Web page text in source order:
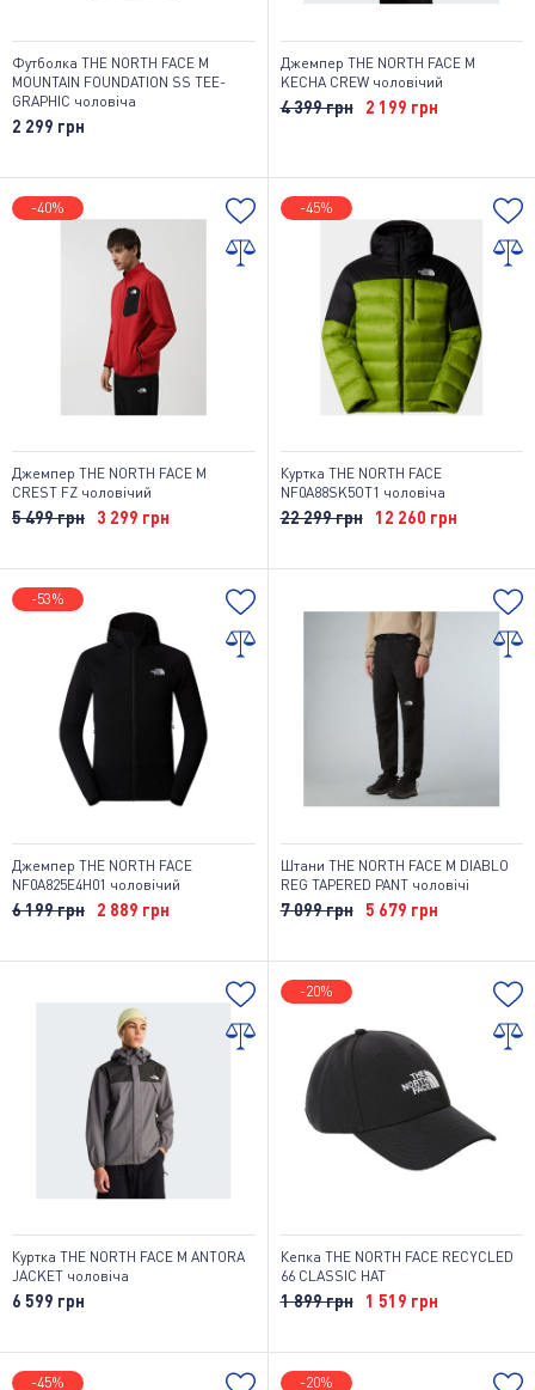
Футболка THE NORTH FACE M
MOUNTAIN FOUNDATION SS TEE-
GRAPHIC чоловіча
2 299 грн
Джемпер THE NORTH FACE M
KECHA CREW чоловічий
4 399 грн 2 199 грн
-40%
Джемпер THE NORTH FACE M
CREST FZ чоловічий
5 499 грн 3 299 грн
-45%
Куртка THE NORTH FACE
NF0A88SK5OT1 чоловіча
22 299 грн 12 260 грн
-53%
Джемпер THE NORTH FACE
NF0A825E4H01 чоловічий
6 199 грн 2 889 грн
Штани THE NORTH FACE M DIABLO
REG TAPERED PANT чоловічі
7 099 грн 5 679 грн
Куртка THE NORTH FACE M ANTORA
JACKET чоловіча
6 599 грн
-20%
Кепка THE NORTH FACE RECYCLED
66 CLASSIC HAT
1 899 грн 1 519 грн
-45% -20%